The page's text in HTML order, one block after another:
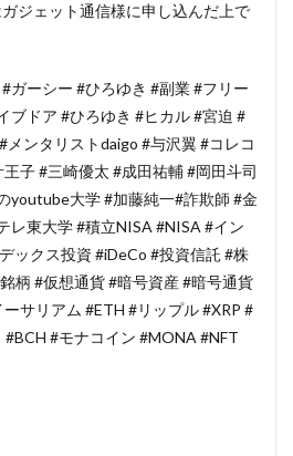
ジェット通信様に申し込んだ上で
ガーシー #ひろゆき #副業 #フリー
ブドア #ひろゆき #ヒカル #宮迫 #
メンタリストdaigo #与沢翼 #コレコ
子 #三崎優太 #成田祐輔 #岡田斗司
youtube大学 #加藤純一#詐欺師 #金
レ東大学 #積立NISA #NISA #イン
ックス投資 #iDeCo #投資信託 #株
柄 #仮想通貨 #暗号資産 #暗号通貨
サリアム #ETH #リップル #XRP #
#モナコイン #MONA #NFT